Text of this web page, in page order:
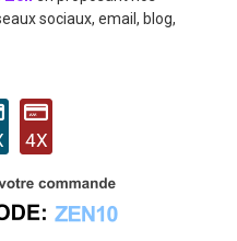
sociaux, email, blog,
4X